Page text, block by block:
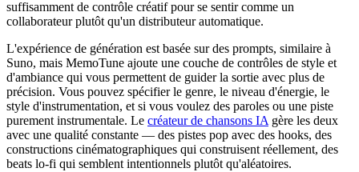
suffisamment de contrôle créatif pour se sentir comme un
collaborateur plutôt qu'un distributeur automatique.
L'expérience de génération est basée sur des prompts, similaire à
Suno, mais MemoTune ajoute une couche de contrôles de style et
d'ambiance qui vous permettent de guider la sortie avec plus de
précision. Vous pouvez spécifier le genre, le niveau d'énergie, le
style d'instrumentation, et si vous voulez des paroles ou une piste
purement instrumentale. Le créateur de chansons IA gère les deux
avec une qualité constante — des pistes pop avec des hooks, des
constructions cinématographiques qui construisent réellement, des
beats lo-fi qui semblent intentionnels plutôt qu'aléatoires.